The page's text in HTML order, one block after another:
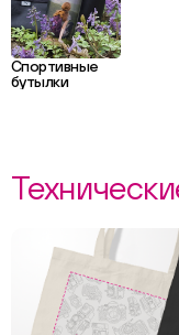
Спортивные
бутылки